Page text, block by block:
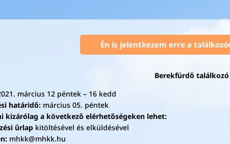
Én is jelentkezem erre a
Berekfürdő
március 12 péntek – 16 kedd
határidő: március 05. péntek
kizárólag a következő elérhetőségeken lehet:
űrlap kitöltésével és elküldésével
mhkk@mhkk.hu